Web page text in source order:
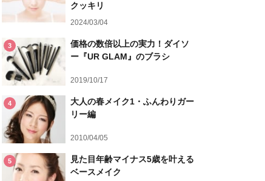
クッキリ
2024/03/04
3
価格の数倍以上の実力！ダイソ
ー『UR GLAM』のブラシ
2019/10/17
4
大人の春メイク1・ふんわりガー
リー編
2010/04/05
5
見た目年齢マイナス5歳を叶える
ベースメイク